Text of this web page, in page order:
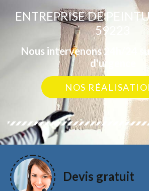
ENTREPRISE DE
59223
Nous intervenons 24h/24
d'urgence
NOS
Devis gratuit